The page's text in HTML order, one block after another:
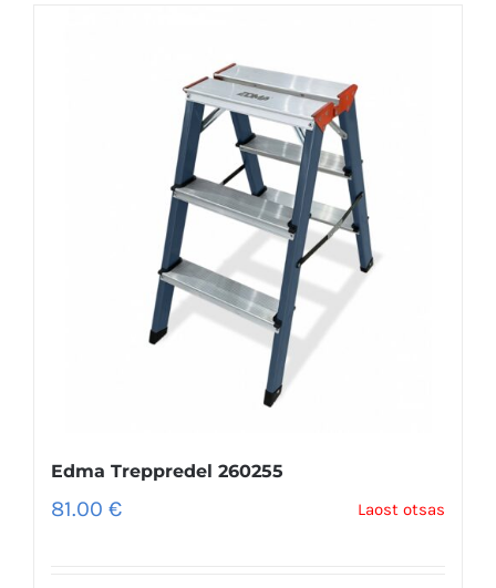
Edma Treppredel 260255
81.00 € Laost otsas